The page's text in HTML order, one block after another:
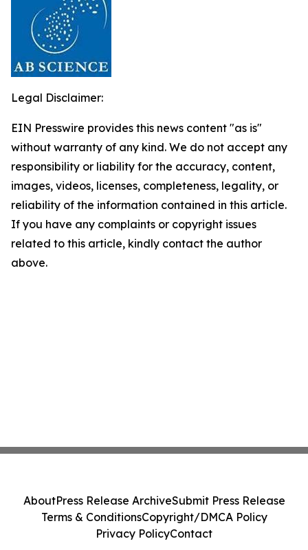
Legal Disclaimer:
EIN Presswire provides this news content "as is"
without warranty of any kind. We do not accept any
responsibility or liability for the accuracy, content,
images, videos, licenses, completeness, legality, or
reliability of the information contained in this article.
If you have any complaints or copyright issues
related to this article, kindly contact the author
above.
AboutPress Release ArchiveSubmit Press Release
Terms & ConditionsCopyright/DMCA Policy
Privacy PolicyContact